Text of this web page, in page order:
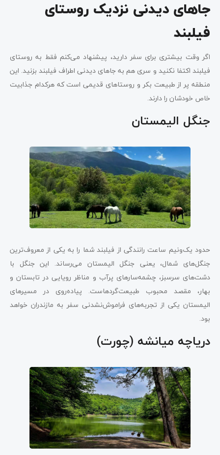
جاهای دیدنی نزدیک روستای
فیلبند
اگر وقت بیشتری برای سفر دارید، پیشنهاد می‌کنم فقط به روستای
فیلبند اکتفا نکنید و سری هم به جاهای دیدنی اطراف فیلبند بزنید. این
منطقه پر از طبیعت بکر و روستاهای قدیمی است که هرکدام جذابیت
خاص خودشان را دارند.
جنگل الیمستان
حدود یک‌ونیم ساعت رانندگی از فیلبند شما را به یکی از معروف‌ترین
جنگل‌های شمال، یعنی جنگل الیمستان می‌رساند. این جنگل با
دشت‌های سرسبز، چشمه‌سارهای پرآب و مناظر رویایی در تابستان و
بهار، مقصد محبوب طبیعت‌گردهاست. پیاده‌روی در مسیرهای
الیمستان یکی از تجربه‌های فراموش‌نشدنی سفر به مازندران خواهد
بود.
دریاچه میانشه (چورت)